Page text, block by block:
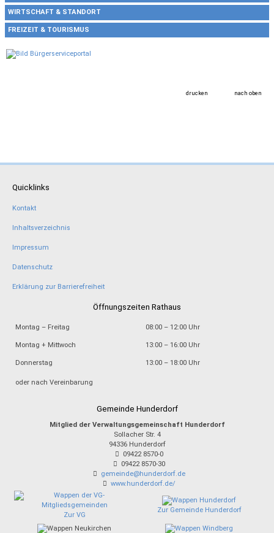
WIRTSCHAFT & STANDORT
FREIZEIT & TOURISMUS
drucken nach oben
Quicklinks
Kontakt
Inhaltsverzeichnis
Impressum
Datenschutz
Erklärung zur Barrierefreiheit
Öffnungszeiten Rathaus
Montag – Freitag 08:00 – 12:00 Uhr
Montag + Mittwoch 13:00 – 16:00 Uhr
Donnerstag 13:00 – 18:00 Uhr
oder nach Vereinbarung
Gemeinde Hunderdorf
Mitglied der Verwaltungsgemeinschaft Hunderdorf
Sollacher Str. 4
94336 Hunderdorf
09422 8570-0
09422 8570-30
gemeinde@hunderdorf.de
www.hunderdorf.de/
Zur VG
Zur Gemeinde Hunderdorf